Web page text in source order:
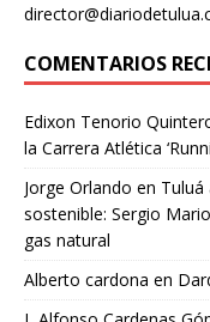
COMENTARIOS
Edixon Tenorio
la Carrera Atlética
Jorge Orlando en Tuluá
sostenible: Sergio
gas natural
Alberto cardona en